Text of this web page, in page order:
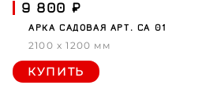
9 800 ₽
АРКА САДОВАЯ АРТ. СА 01
2100 x 1200 мм
КУПИТЬ